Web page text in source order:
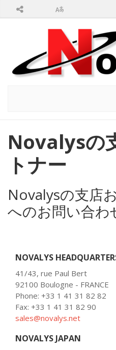
Novalysの
トナー
Novalysの支店
へのお問い合わ
NOVALYS
41/43, rue Paul Bert
92100 Boulogne - FRANCE
Phone: +33 1 41 31 82 82
Fax: +33 1 41 31 82 90
sales@novalys.net
NOVALYS JAPAN